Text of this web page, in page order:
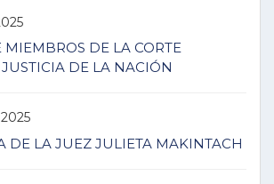
DE LA CORTE
DE LA NACIÓN
DE LA JUEZ JULIETA MAKINTACH